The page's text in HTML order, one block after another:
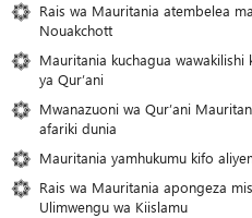
Rais wa Mauritania atembelea
Nouakchott
Mauritania kuchagua
ya Qur’ani
Mwanazuoni wa Qur’ani
afariki dunia
Mauritania yamhukumu kifo
Rais wa Mauritania apongeza
Ulimwengu wa Kiislamu